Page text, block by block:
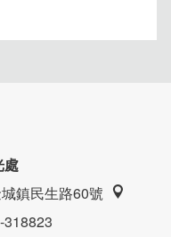
的戰地故事，讓人充滿
！
處
鎮民生路60號